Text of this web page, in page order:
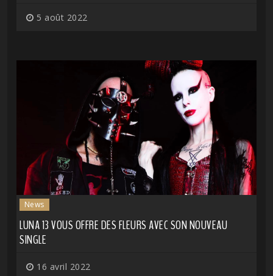
5 août 2022
News
LUNA 13 VOUS OFFRE DES FLEURS AVEC SON NOUVEAU
SINGLE
16 avril 2022